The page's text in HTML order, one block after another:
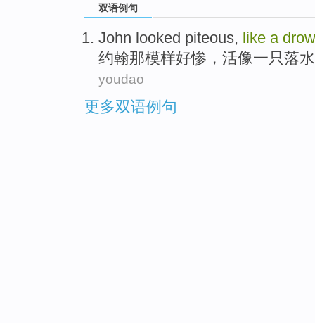
双语例句
John looked piteous, like a
约翰那模样好惨，活像一只落水
youdao
更多双语例句